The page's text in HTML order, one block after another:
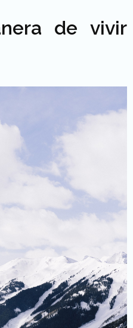
de vivir